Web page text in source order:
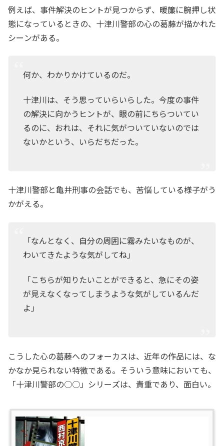
例えば、事件解決のヒントが見つからず、暖簾に腕押し状
態になっているときの、十津川警部の心の葛藤が描かれた
シーンがある。
何か、わかりかけているのだ。
十津川は、そう思っていらいらした。今度の事件
の解決に向かうヒントが、眼の前にちらついてい
るのに、おれは、それに気がついていないのでは
ないかという、いらだちだった。
十津川警部と亀井刑事の会話でも、苦悩している様子がう
かがえる。
「なんとなく、自分の周囲に霧みたいなものが、
わいてきたような気がしてね」
「こちらが知りたいことができると、急にその姿
が見えなくなってしまうような気がしているんだ
よ」
こうした心の葛藤へのフォーカスは、近年の作品には、な
かなか見られない特徴である。そういう意味においても、
「十津川警部の○○」シリーズは、貴重であり、面白い。